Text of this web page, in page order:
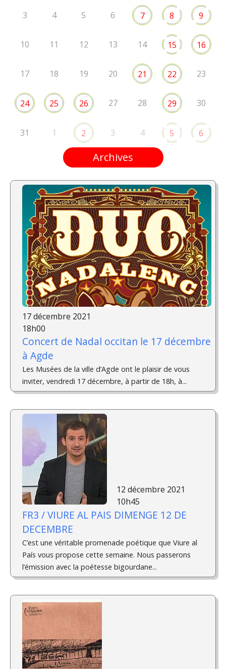
3 4 5 6 7 8 9
10 11 12 13 14 15 16
17 18 19 20 21 22 23
24 25 26 27 28 29 30
31 1 2 3 4 5 6
Archives
17 décembre 2021
18h00
Concert de Nadal occitan le 17 décembre
à Agde
Les Musées de la ville d’Agde ont le plaisir de vous
inviter, vendredi 17 décembre, à partir de 18h, à...
12 décembre 2021
10h45
FR3 / VIURE AL PAIS DIMENGE 12 DE
DECEMBRE
C’est une véritable promenade poétique que Viure al
País vous propose cette semaine. Nous passerons
l’émission avec la poétesse bigourdane...